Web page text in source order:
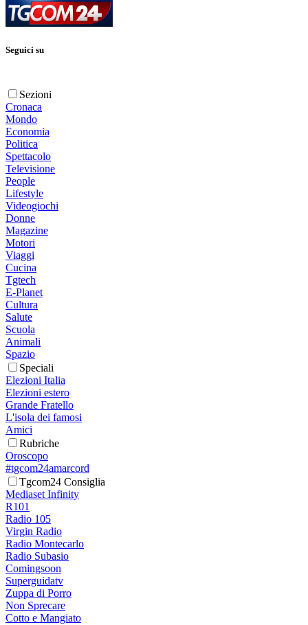
Seguici su
Sezioni
Cronaca
Mondo
Economia
Politica
Spettacolo
Televisione
People
Lifestyle
Videogiochi
Donne
Magazine
Motori
Viaggi
Cucina
Tgtech
E-Planet
Cultura
Salute
Scuola
Animali
Spazio
Speciali
Elezioni Italia
Elezioni estero
Grande Fratello
L'isola dei famosi
Amici
Rubriche
Oroscopo
#tgcom24amarcord
Tgcom24 Consiglia
Mediaset Infinity
R101
Radio 105
Virgin Radio
Radio Montecarlo
Radio Subasio
Comingsoon
Superguidatv
Zuppa di Porro
Non Sprecare
Cotto e Mangiato